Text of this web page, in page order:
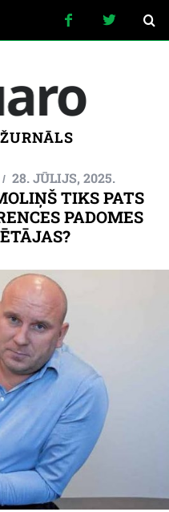
28. JŪLIJS, 2025.
TIKS PATS
PADOMES